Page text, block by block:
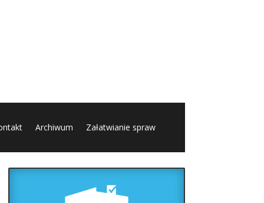
Archiwum Załatwianie spraw